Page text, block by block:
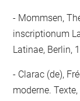
Mommsen,
inscriptionum
Latinae, Berlin,
Clarac (de),
moderne.